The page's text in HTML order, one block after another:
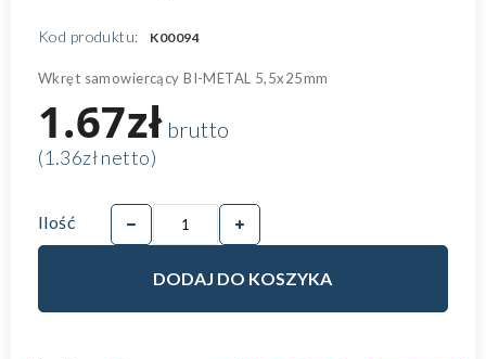
Kod produktu: K00094
Wkręt samowiercący BI-METAL 5,5x25mm
1.67złbrutto
(1.36zł netto)
Ilość
DODAJ DO KOSZYKA